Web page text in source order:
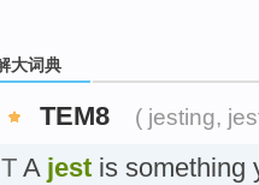
大词典
TEM8 ( jesting,
A jest is something